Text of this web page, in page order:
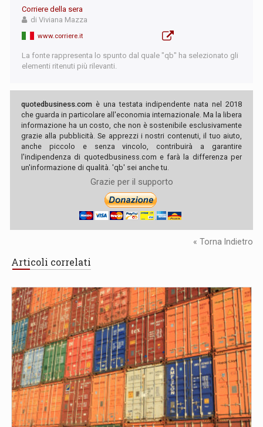
Corriere della sera
di Viviana Mazza
www.corriere.it
La fonte rappresenta lo spunto dal quale "qb" ha selezionato gli
elementi ritenuti più rilevanti.
quotedbusiness.com è una testata indipendente nata nel 2018
che guarda in particolare all'economia internazionale. Ma la libera
informazione ha un costo, che non è sostenibile esclusivamente
grazie alla pubblicità. Se apprezzi i nostri contenuti, il tuo aiuto,
anche piccolo e senza vincolo, contribuirà a garantire
l'indipendenza di quotedbusiness.com e farà la differenza per
un'informazione di qualità. 'qb' sei anche tu.
Grazie per il supporto
« Torna Indietro
Articoli correlati